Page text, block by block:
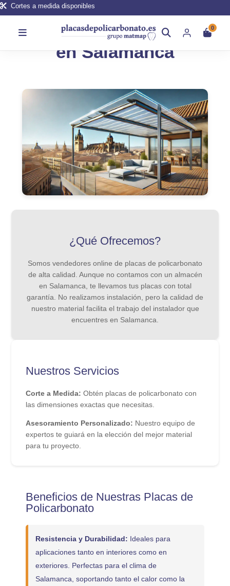
Cortes a medida disponibles
0
Placas de Policarbonato
en Salamanca
¿Qué Ofrecemos?
Somos vendedores online de placas de policarbonato
de alta calidad. Aunque no contamos con un almacén
en Salamanca, te llevamos tus placas con total
garantía. No realizamos instalación, pero la calidad de
nuestro material facilita el trabajo del instalador que
encuentres en Salamanca.
Nuestros Servicios
Corte a Medida: Obtén placas de policarbonato con
las dimensiones exactas que necesitas.
Asesoramiento Personalizado: Nuestro equipo de
expertos te guiará en la elección del mejor material
para tu proyecto.
Beneficios de Nuestras Placas de
Policarbonato
Resistencia y Durabilidad: Ideales para
aplicaciones tanto en interiores como en
exteriores. Perfectas para el clima de
Salamanca, soportando tanto el calor como la